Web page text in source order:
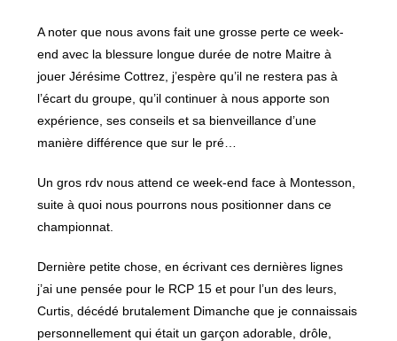
A noter que nous avons fait une grosse perte ce week-
end avec la blessure longue durée de notre Maitre à
jouer Jérésime Cottrez, j’espère qu’il ne restera pas à
l’écart du groupe, qu’il continuer à nous apporte son
expérience, ses conseils et sa bienveillance d’une
manière différence que sur le pré…
Un gros rdv nous attend ce week-end face à Montesson,
suite à quoi nous pourrons nous positionner dans ce
championnat.
Dernière petite chose, en écrivant ces dernières lignes
j’ai une pensée pour le RCP 15 et pour l’un des leurs,
Curtis, décédé brutalement Dimanche que je connaissais
personnellement qui était un garçon adorable, drôle,